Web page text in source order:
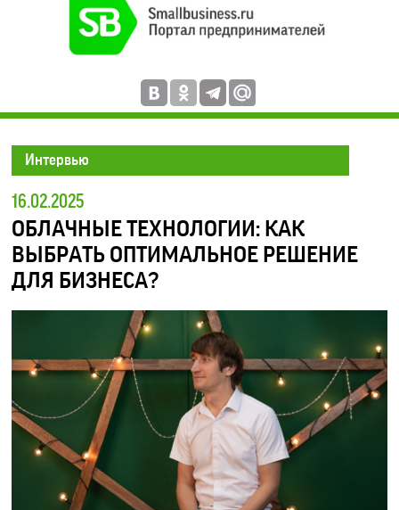
Интервью
16.02.2025
ОБЛАЧНЫЕ ТЕХНОЛОГИИ: КАК
ВЫБРАТЬ ОПТИМАЛЬНОЕ РЕШЕНИЕ
ДЛЯ БИЗНЕСА?